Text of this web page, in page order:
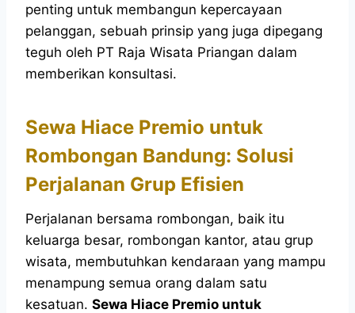
penting untuk membangun kepercayaan
pelanggan, sebuah prinsip yang juga dipegang
teguh oleh PT Raja Wisata Priangan dalam
memberikan konsultasi.
Sewa Hiace Premio untuk
Rombongan Bandung: Solusi
Perjalanan Grup Efisien
Perjalanan bersama rombongan, baik itu
keluarga besar, rombongan kantor, atau grup
wisata, membutuhkan kendaraan yang mampu
menampung semua orang dalam satu
kesatuan. Sewa Hiace Premio untuk